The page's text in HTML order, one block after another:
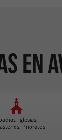
en
Iglesias,
Prioratos